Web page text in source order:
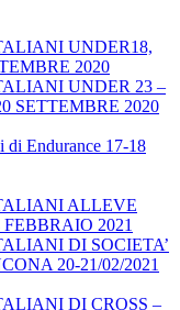
UNDER18,
2020
UNDER 23 –
SETTEMBRE 2020
di Endurance 17-18
ALLEVE
2021
DI SOCIETA’
20-21/02/2021
DI CROSS –